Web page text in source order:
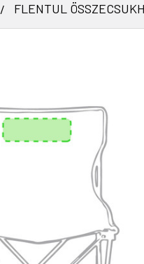
FLENTUL